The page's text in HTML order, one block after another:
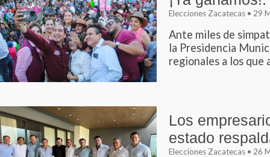
Elecciones Zacatecas • 29
Ante miles de
la Presidencia
regionales a los que
Los
estado
Elecciones Zacatecas • 26